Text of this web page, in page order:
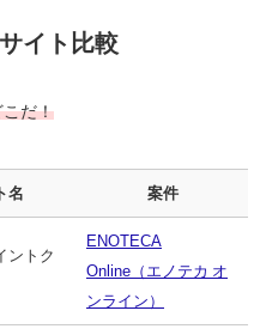
イト比較
こだ！
名 案件
ントク
ENOTECA
Online（エノテカ オ
ンライン）